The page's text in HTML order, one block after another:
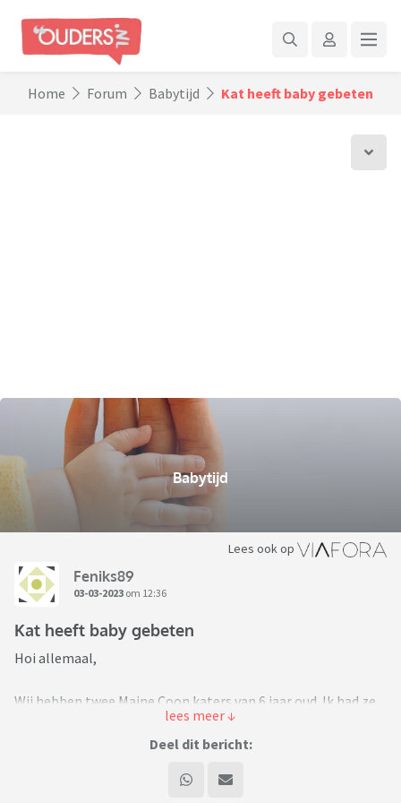
Home Forum Babytijd Kat heeft baby gebeten
Babytijd
Lees ook op
Feniks89
03-03-2023 om 12:36
Kat heeft baby gebeten
Hoi allemaal,
Wij hebben twee Maine Coon katers van 6 jaar oud. Ik had ze
eerst zelf voordat mijn vriend/man bij mij kwam wonen en
één van de twee katers (Spencer, van 11kg) had daar in het
was heel erg jaloers. Inmiddels zijn het de beste vrienden en
Deel dit bericht: